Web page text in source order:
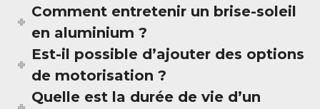
Comment entretenir un brise-soleil
en aluminium ?
Est-il possible d’ajouter des options
de motorisation ?
Quelle est la durée de vie d’un